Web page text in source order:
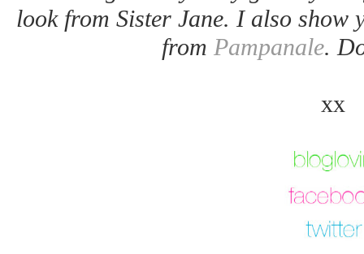
look from Sister Jane. I also show
from Pampanale.
xx